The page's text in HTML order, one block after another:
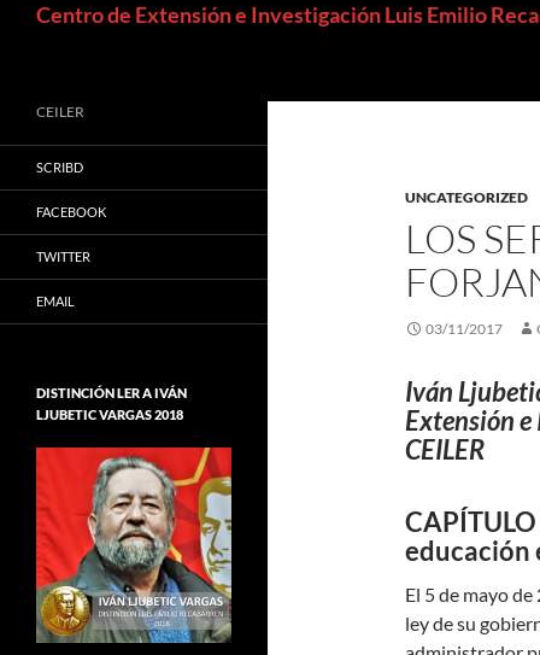
Centro de Extensión e Investigación Luis Emilio
UNCATEGORIZED
LOS
03/11/2017
Iván
Extensión
CEILER
educación
El 5 de mayo
ley de su
CEILER
SCRIBD
FACEBOOK
TWITTER
EMAIL
DISTINCIÓN LER A IVÁN
LJUBETIC VARGAS 2018